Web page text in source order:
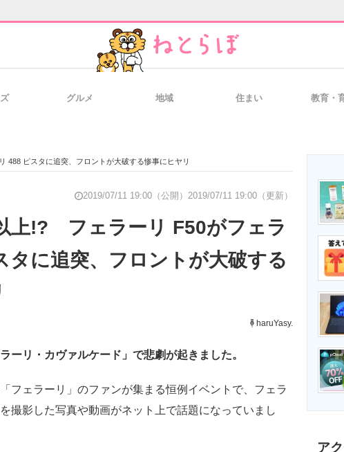
経営リーダーのコミュ
製品の総合サイト IT製品の技術・比較・事例 製造業のIT導入・活用
エネルギーの専門メデ
グルメ 地域 住まい 教育・
ピスタに追突、フロントが大破する惨事にヒヤリ
2019/07/11 19:00（公開） 2019/07/11 19:00（更新）
上!? フェラーリ F50がフェラ
タに追突、フロントが大破する
haruYasy.
ーリ・カヴァルケード」で悲劇が起きました。
フェラーリ」のファンが集まる恒例イベントで、フェラ
撮影した写真や動画がネット上で話題になっていまし
ア